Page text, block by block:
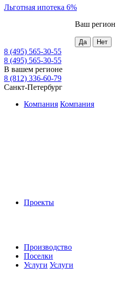
Льготная ипотека 6%
Ваш регион
8 (495) 565-30-55
8 (495) 565-30-55
В вашем регионе
8 (812) 336-60-79
Санкт-Петербург
Компания Компания
Проекты
Производство
Поселки
Услуги Услуги